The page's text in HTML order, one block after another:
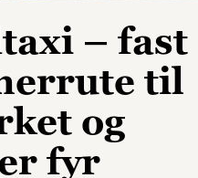
– fast
til
og
fyr